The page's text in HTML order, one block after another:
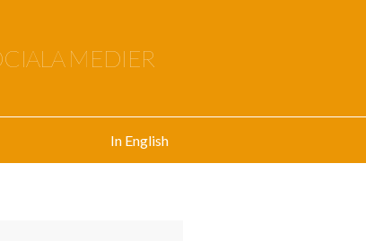
MEDIER
In English